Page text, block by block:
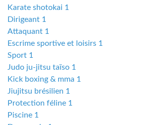
Karate shotokai 1
Dirigeant 1
Attaquant 1
Escrime sportive et loisirs 1
Sport 1
Judo ju-jitsu taïso 1
Kick boxing & mma 1
Jiujitsu brésilien 1
Protection féline 1
Piscine 1